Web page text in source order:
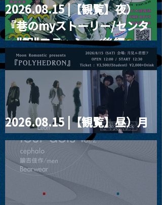
2026.08.15 |【観覧】夜）
『巷のmyストーリー/センタ
ー"訳"フラッシュ⚡️後編』
2026.08.15 |【観覧】昼）月
見ルpre.『POLYHEDRON』